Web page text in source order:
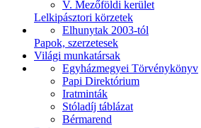
V. Mezőföldi kerület
Lelkipásztori körzetek
Elhunytak 2003-tól
Papok, szerzetesek
Világi munkatársak
Egyházmegyei Törvénykönyv
Papi Direktórium
Iratminták
Stóladíj táblázat
Bérmarend